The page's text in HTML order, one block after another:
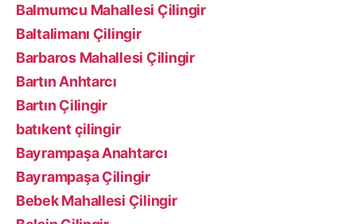
Balmumcu Mahallesi Çilingir
Baltalimanı Çilingir
Barbaros Mahallesi Çilingir
Bartın Anhtarcı
Bartın Çilingir
batıkent çilingir
Bayrampaşa Anahtarcı
Bayrampaşa Çilingir
Bebek Mahallesi Çilingir